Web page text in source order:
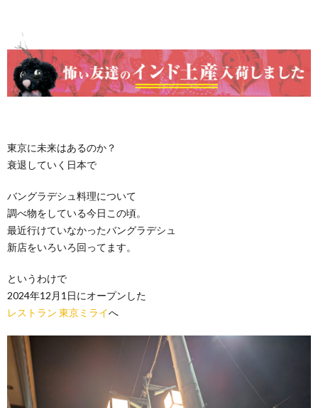
東京に未来はあるのか？
衰退していく日本で
バングラデシュ料理について
調べ物をしている今日この頃。
最近行けていなかったバングラデシュ
新店をいろいろ回ってます。
というわけで
2024年12月1日にオープンした
レストラン 東京ミライへ